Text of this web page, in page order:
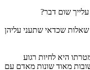
שום דבר?
שאלות שכדאי שתעני עליהן
היא לחיות רגוע
מאוד שונות מאדם עם